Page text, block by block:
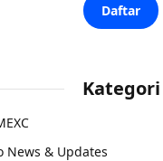
Daftar
Kategori
News & Updates